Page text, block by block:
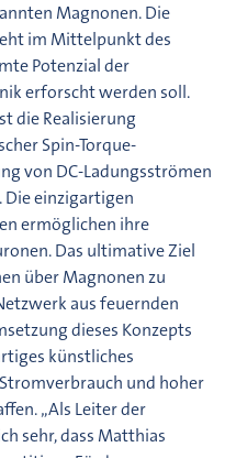
Magnonen. Die
im Mittelpunkt des
Potenzial der
erforscht werden soll.
die Realisierung
Spin-Torque-
von DC-Ladungsströmen
Die einzigartigen
ermöglichen ihre
Das ultimative Ziel
über Magnonen zu
aus feuernden
dieses Konzepts
künstliches
und hoher
„Als Leiter der
sehr, dass Matthias